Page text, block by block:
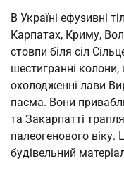
В Україні ефузивні
Карпатах, Криму,
стовпи біля сіл
шестигранні
охолодженні лави
пасма. Вони
та Закарпатті
палеогенового
будівельний